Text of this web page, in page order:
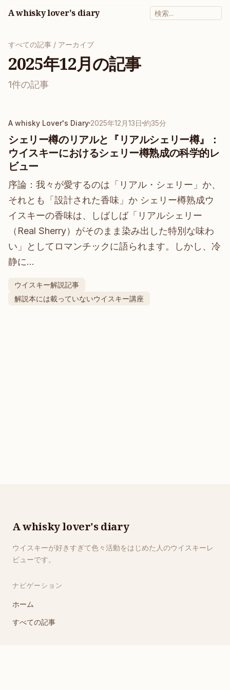
A whisky lover's diary
すべての記事 / アーカイブ
2025年12月の記事
1件の記事
A whisky Lover's Diary 2025年12月13日 約35分
シェリー樽のリアルと『リアルシェリー樽』：
ウイスキーにおけるシェリー樽熟成の科学的レ
ビュー
序論：我々が愛するのは「リアル・シェリー」か、
それとも「設計された香味」か シェリー樽熟成ウ
イスキーの香味は、しばしば「リアルシェリー
（Real Sherry）がそのまま染み出した特別な味わ
い」としてロマンチックに語られます。しかし、冷
静に…
ウイスキー解説記事
解説本には載っていないウイスキー講座
A whisky lover's diary
ウイスキーが好きすぎて色々活動をはじめた人のウイスキーレ
ビューです。
ナビゲーション
ホーム
すべての記事